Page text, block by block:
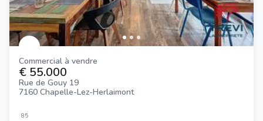
Commercial à vendre
€ 55.000
Rue de Gouy 19
7160 Chapelle-Lez-Herlaimont
85